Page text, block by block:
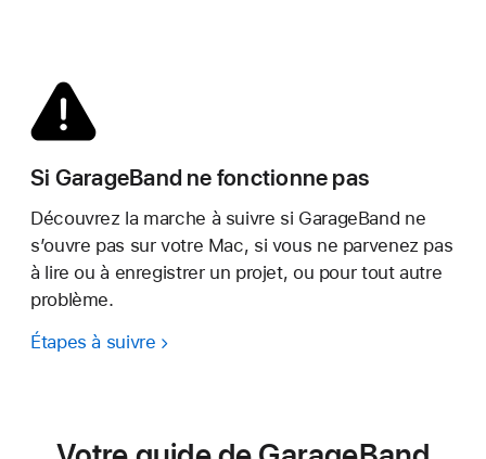
Si GarageBand ne fonctionne pas
Découvrez la marche à suivre si GarageBand ne
s’ouvre pas sur votre Mac, si vous ne parvenez pas
à lire ou à enregistrer un projet, ou pour tout autre
problème.
Étapes à suivre